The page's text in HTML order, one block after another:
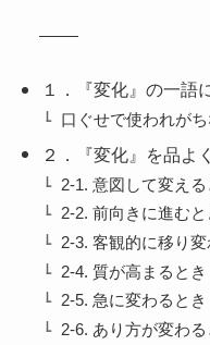
１．『変化』の一語
口ぐせで使われがち
２．『変化』を品よ
2-1. 意図して変える
2-2. 前向きに進むと
2-3. 客観的に移り
2-4. 質が高まるとき
2-5. 急に変わるとき
2-6. あり方が変わる